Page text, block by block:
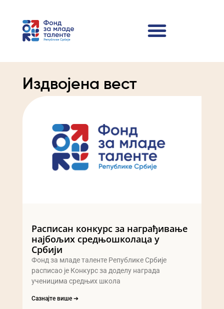
Издвојена вест
Расписан конкурс за награђивање
најбољих средњошколаца у
Србији
Фонд за младе таленте Републике Србије
расписао је Конкурс за доделу награда
ученицима средњих школа
Сазнајте више ➔